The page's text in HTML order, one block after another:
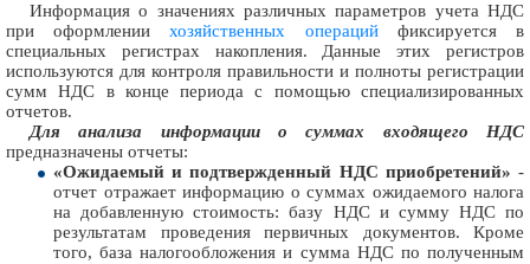
Информация о значениях различных параметров учета НДС
при оформлениихозяйственных операцийфиксируется в
специальных регистрах накопления. Данные этих регистров
используются для контроля правильности и полноты регистрации
сумм НДС в конце периода с помощью специализированных
отчетов.
Для анализа информации о суммах входящего НДС
предназначены отчеты:
«Ожидаемый и подтвержденный НДС приобретений» -
отчет отражает информацию о суммах ожидаемого налога
на добавленную стоимость: базу НДС и сумму НДС по
результатам проведения первичных документов. Кроме
того, база налогообложения и сумма НДС по полученным